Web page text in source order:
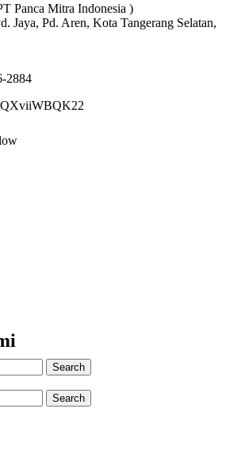
Panca Mitra Indonesia )
Jaya, Pd. Aren, Kota Tangerang Selatan,
2884
Search
Search